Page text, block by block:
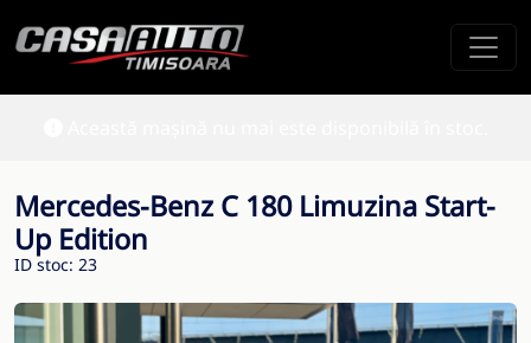
Mercedes-Benz C 180 Limuzina Start-
Up Edition
ID stoc: 23